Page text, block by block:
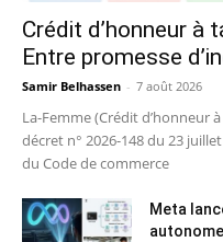
Crédit d’honneur à
Entre promesse
Samir Belhassen - 7 août 2026
La-Femme (Crédit d’honneur
décret n° 2026-148 du 23
du Code de commerce
Meta